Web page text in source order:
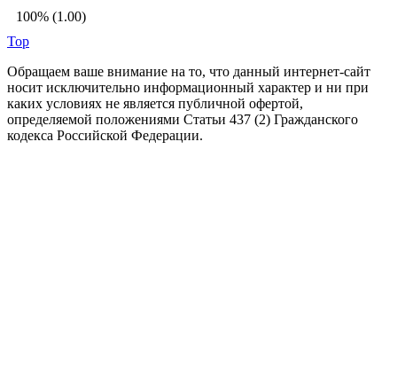
100% (1.00)
Top
Обращаем ваше внимание на то, что данный интернет-сайт
носит исключительно информационный характер и ни при
каких условиях не является публичной офертой,
определяемой положениями Статьи 437 (2) Гражданского
кодекса Российской Федерации.